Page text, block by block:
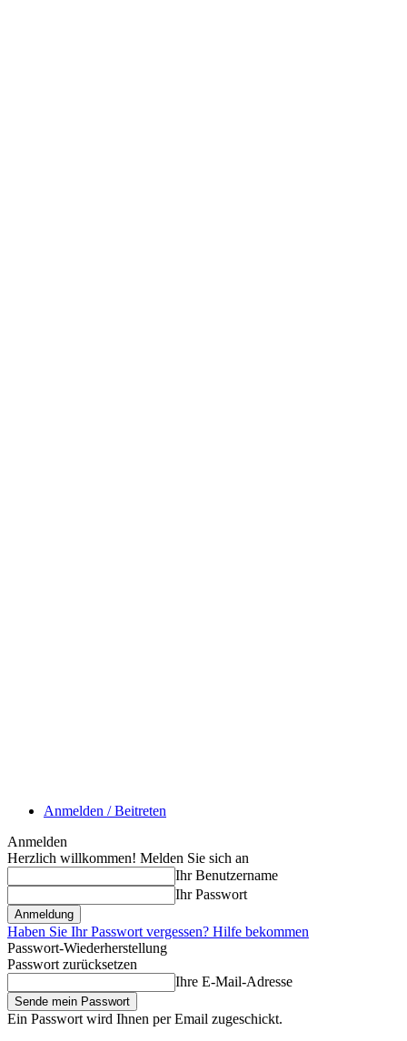
Anmelden / Beitreten
Anmelden
Herzlich willkommen! Melden Sie sich an
Ihr Benutzername
Ihr Passwort
Haben Sie Ihr Passwort vergessen? Hilfe bekommen
Passwort-Wiederherstellung
Passwort zurücksetzen
Ihre E-Mail-Adresse
Ein Passwort wird Ihnen per Email zugeschickt.